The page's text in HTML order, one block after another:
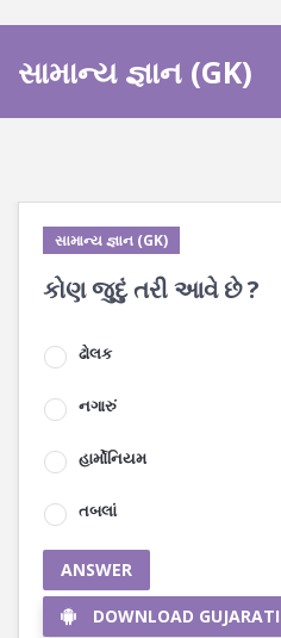
સામાન્ય જ્ઞાન (GK)
સામાન્ય જ્ઞાન (GK)
કોણ જુદું તરી આવે છે ?
ઢોલક
નગારું
હાર્મોનિયમ
તબલાં
ANSWER
DOWNLOAD